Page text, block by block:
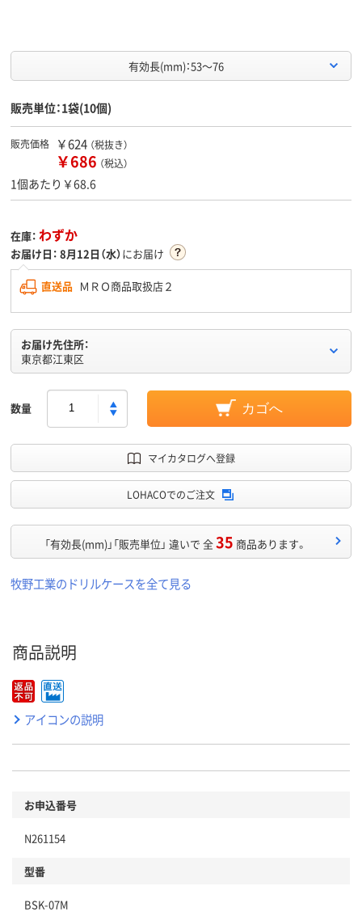
有効長(mm)：53～76
販売単位：1袋(10個)
販売価格 ￥624 （税抜き）
￥686 （税込）
1個あたり￥68.6
在庫： わずか
お届け日： 8月12日（水）にお届け
直送品 ＭＲＯ商品取扱店２
お届け先住所：
東京都江東区
数量 カゴへ
マイカタログへ登録
LOHACOでのご注文
「有効長(mm)」「販売単位」 違いで 全35 商品あります。
牧野工業のドリルケースを全て見る
商品説明
アイコンの説明
お申込番号
N261154
型番
BSK-07M